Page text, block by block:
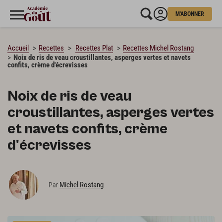
M'ABONNER
Accueil Recettes Recettes Plat
Recettes Michel Rostang
Noix de ris de veau croustillantes, asperges vertes et navets
confits, crème d'écrevisses
Noix de ris de veau
croustillantes, asperges vertes
et navets confits, crème
d'écrevisses
Par Michel Rostang
CHARGEMENT…